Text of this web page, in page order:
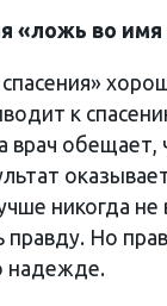
«ложь во имя
к
врач обещает,
никогда не
правду. Но
надежде.